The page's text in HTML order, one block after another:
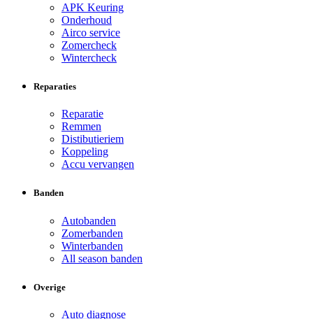
APK Keuring
Onderhoud
Airco service
Zomercheck
Wintercheck
Reparaties
Reparatie
Remmen
Distibutieriem
Koppeling
Accu vervangen
Banden
Autobanden
Zomerbanden
Winterbanden
All season banden
Overige
Auto diagnose